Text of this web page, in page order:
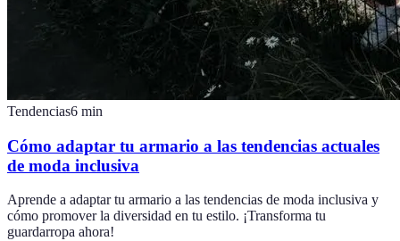
Tendencias6 min
Cómo adaptar tu armario a las tendencias actuales
de moda inclusiva
Aprende a adaptar tu armario a las tendencias de moda inclusiva y
cómo promover la diversidad en tu estilo. ¡Transforma tu
guardarropa ahora!